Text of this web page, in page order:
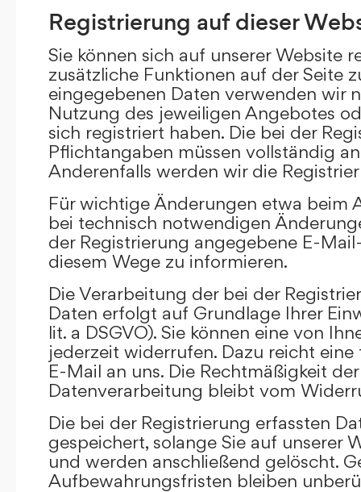
Registrierung auf dieser
Sie können sich auf unserer Website
zusätzliche Funktionen auf der Seite
eingegebenen Daten verwenden wir
Nutzung des jeweiligen Angebotes
sich registriert haben. Die bei der
Pflichtangaben müssen vollständig
Anderenfalls werden wir die
Für wichtige Änderungen etwa beim
bei technisch notwendigen
der Registrierung angegebene E-
diesem Wege zu informieren.
Die Verarbeitung der bei der
Daten erfolgt auf Grundlage Ihrer
lit. a DSGVO). Sie können eine von
jederzeit widerrufen. Dazu reicht
E-Mail an uns. Die Rechtmäßigkeit
Datenverarbeitung bleibt vom
Die bei der Registrierung erfassten
gespeichert, solange Sie auf unserer
und werden anschließend gelöscht.
Aufbewahrungsfristen bleiben